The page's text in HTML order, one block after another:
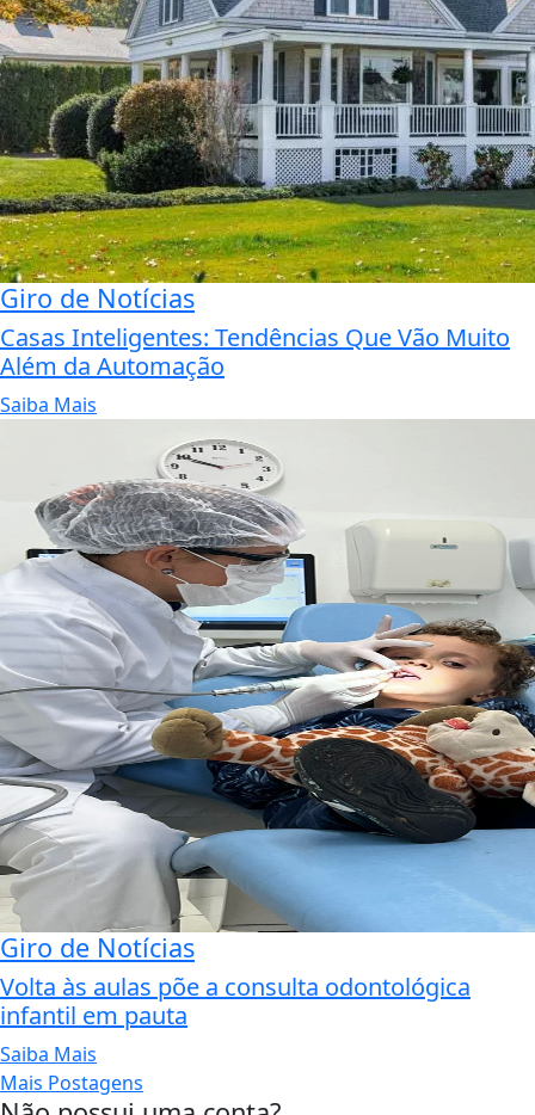
Giro de Notícias
Casas Inteligentes: Tendências Que Vão Muito
Além da Automação
Saiba Mais
Giro de Notícias
Volta às aulas põe a consulta odontológica
infantil em pauta
Saiba Mais
Mais Postagens